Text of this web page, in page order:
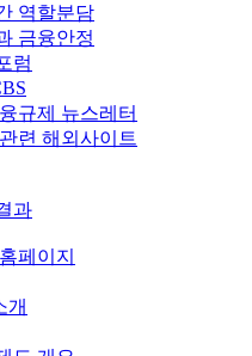
역할분담
금융안정
럼
규제 뉴스레터
련 해외사이트
과
페이지
개